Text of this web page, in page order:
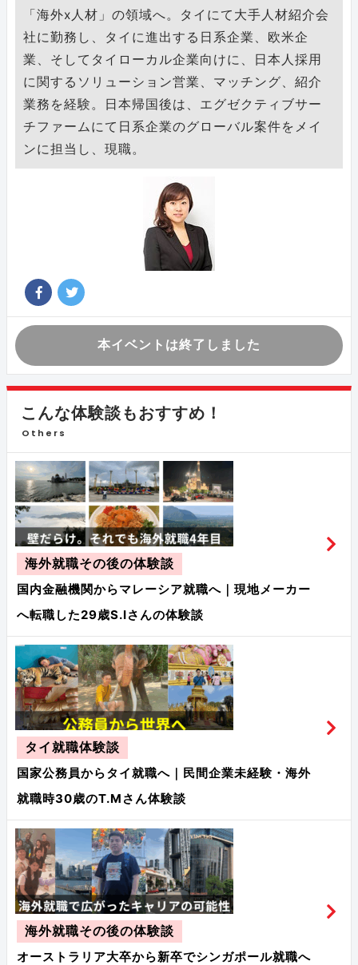
「海外x人材」の領域へ。タイにて大手人材紹介会
社に勤務し、タイに進出する日系企業、欧米企
業、そしてタイローカル企業向けに、日本人採用
に関するソリューション営業、マッチング、紹介
業務を経験。日本帰国後は、エグゼクティブサー
チファームにて日系企業のグローバル案件をメイ
ンに担当し、現職。
本イベントは終了しました
こんな体験談もおすすめ！
Others
海外就職その後の体験談
国内金融機関からマレーシア就職へ｜現地メーカー
へ転職した29歳S.Iさんの体験談
タイ就職体験談
国家公務員からタイ就職へ｜民間企業未経験・海外
就職時30歳のT.Mさん体験談
海外就職その後の体験談
オーストラリア大卒から新卒でシンガポール就職へ